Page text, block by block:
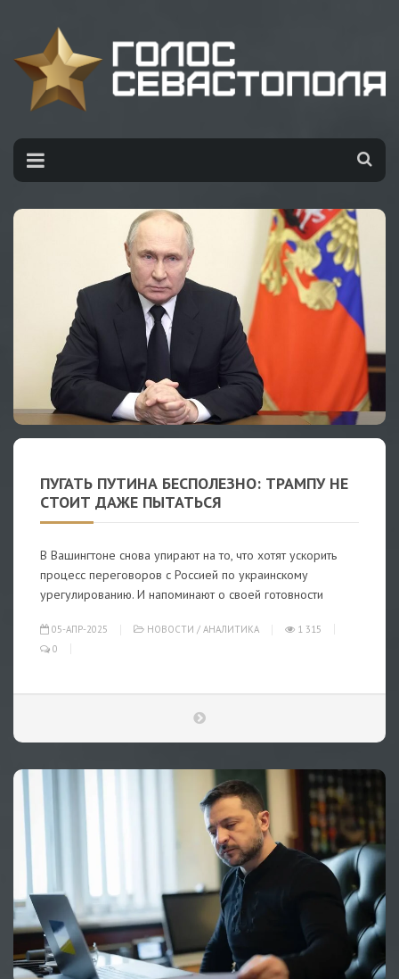
ПУГАТЬ ПУТИНА БЕСПОЛЕЗНО: ТРАМПУ НЕ
СТОИТ ДАЖЕ ПЫТАТЬСЯ
В Вашингтоне снова упирают на то, что хотят ускорить
процесс переговоров с Россией по украинскому
урегулированию. И напоминают о своей готовности
05-АПР-2025 НОВОСТИ / АНАЛИТИКА
1 315
0